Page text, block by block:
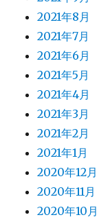
2021年8月
2021年7月
2021年6月
2021年5月
2021年4月
2021年3月
2021年2月
2021年1月
2020年12月
2020年11月
2020年10月